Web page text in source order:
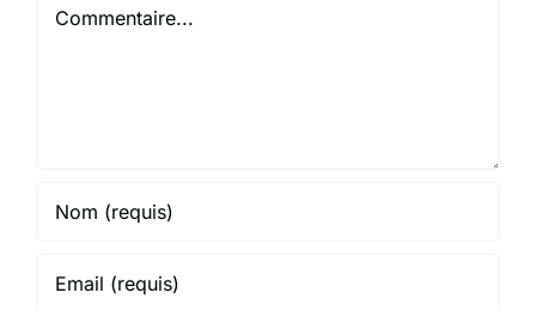
Commentaire